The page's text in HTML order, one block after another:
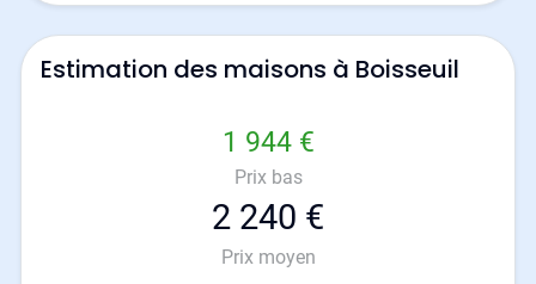
Estimation des maisons à Boisseuil
1 944 €
Prix bas
2 240 €
Prix moyen